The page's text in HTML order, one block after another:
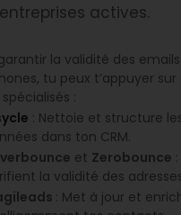
actives.
la validité des
tu peux t’appuyer sur
:
: Nettoie et structure
dans ton CRM.
et Zerobounce :
la validité des
: Met à jour et